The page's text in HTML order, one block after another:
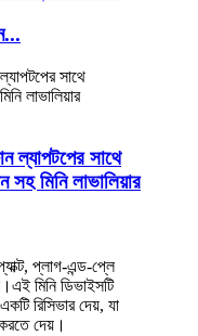
ল্যাপটপের সাথে
সহ মিনি লাভালিয়ার
প্লাগ-এন্ড-প্লে
মিনি ডিভাইসটি
রিসিভার দেয়, যা
দেয়।